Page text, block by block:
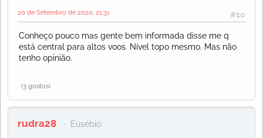
#10
20 de Setembro de 2020, 21:31
Conheço pouco mas gente bem informada disse me q
está central para altos voos. Nível topo mesmo. Mas não
tenho opinião.
(3 gostos)
rudra28 Eusébio